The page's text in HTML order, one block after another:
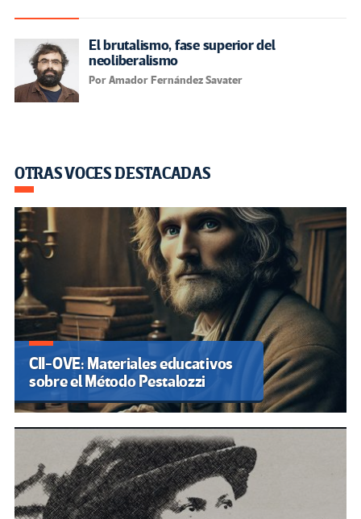
El brutalismo, fase superior del
neoliberalismo
Por Amador Fernández Savater
OTRAS VOCES DESTACADAS
CII-OVE: Materiales educativos
sobre el Método Pestalozzi